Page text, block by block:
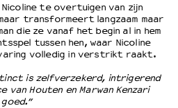
te overtuigen van zijn
transformeert langzaam maar
die ze vanaf het begin al in hem
tussen hen, waar Nicoline
volledig in verstrikt raakt.
is zelfverzekerd, intrigerend
van Houten en Marwan Kenzari